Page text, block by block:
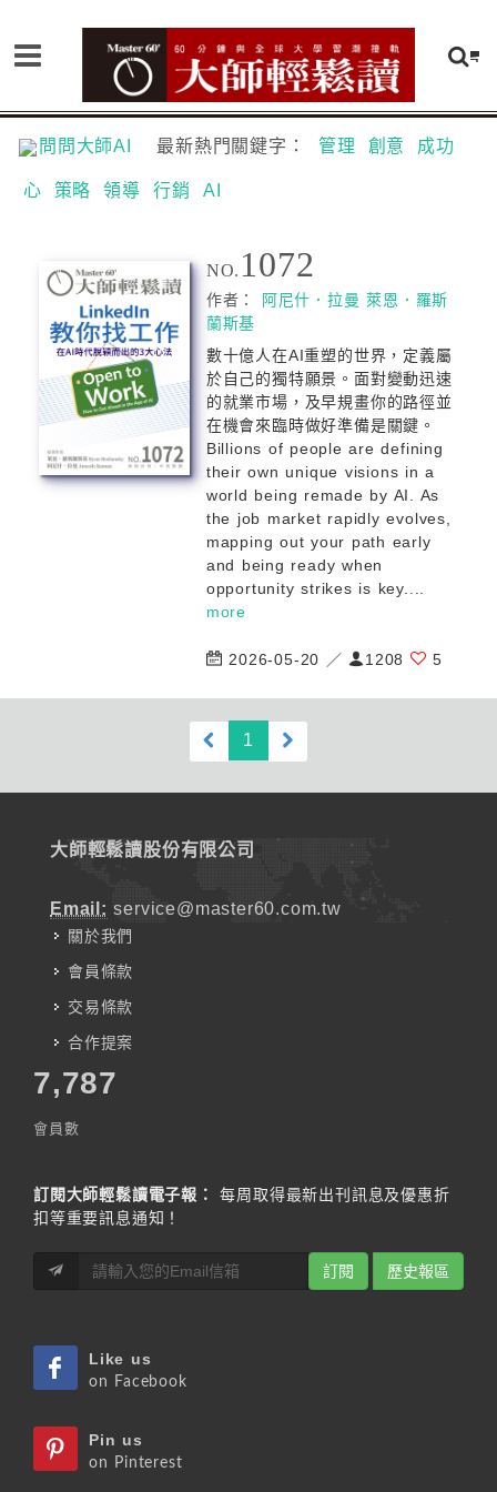
問問大師AI 最新熱門關鍵字： 管理 創意 成功
心 策略 領導 行銷 AI
NO. 1072
作者： 阿尼什．拉曼 萊恩．羅斯
蘭斯基
數十億人在AI重塑的世界，定義屬
於自己的獨特願景。面對變動迅速
的就業市場，及早規畫你的路徑並
在機會來臨時做好準備是關鍵。
Billions of people are defining
their own unique visions in a
world being remade by AI. As
the job market rapidly evolves,
mapping out your path early
and being ready when
opportunity strikes is key....
more
2026-05-20 ／ 1208 5
1 (current)
大師輕鬆讀股份有限公司
Email: service@master60.com.tw
關於我們
會員條款
交易條款
合作提案
7,787
會員數
訂閱大師輕鬆讀電子報：
每周取得最新出刊訊息及優惠折
扣等重要訊息通知！
訂閱 歷史報區
Like us
on Facebook
Pin us
on Pinterest